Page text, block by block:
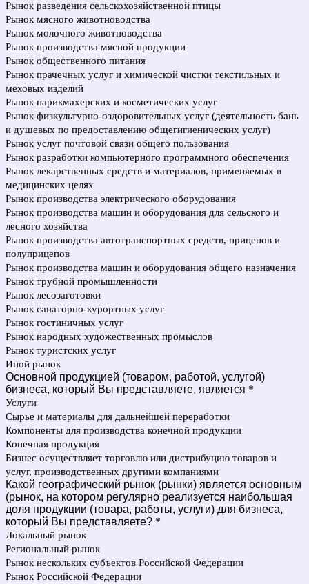
Рынок разведения сельскохозяйственной птицы
Рынок мясного животноводства
Рынок молочного животноводства
Рынок производства мясной продукции
Рынок общественного питания
Рынок прачечных услуг и химической чистки текстильных и
меховых изделий
Рынок парикмахерских и косметических услуг
Рынок физкультурно-оздоровительных услуг (деятельность бань
и душевых по предоставлению общегигиенических услуг)
Рынок услуг почтовой связи общего пользования
Рынок разработки компьютерного программного обеспечения
Рынок лекарственных средств и материалов, применяемых в
медицинских целях
Рынок производства электрического оборудования
Рынок производства машин и оборудования для сельского и
лесного хозяйства
Рынок производства автотранспортных средств, прицепов и
полуприцепов
Рынок производства машин и оборудования общего назначения
Рынок трубной промышленности
Рынок лесозаготовки
Рынок санаторно-курортных услуг
Рынок гостиничных услуг
Рынок народных художественных промыслов
Рынок туристских услуг
Иной рынок
Основной продукцией (товаром, работой, услугой)
бизнеса, который Вы представляете, является *
Услуги
Сырье и материалы для дальнейшей переработки
Компоненты для производства конечной продукции
Конечная продукция
Бизнес осуществляет торговлю или дистрибуцию товаров и
услуг, производственных другими компаниями
Какой географический рынок (рынки) является основным
(рынок, на котором регулярно реализуется наибольшая
доля продукции (товара, работы, услуги) для бизнеса,
который Вы представляете? *
Локальный рынок
Региональный рынок
Рынок нескольких субъектов Российской Федерации
Рынок Российской Федерации